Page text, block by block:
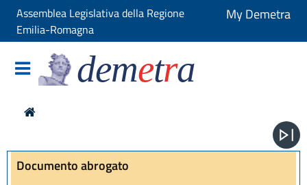
Assemblea Legislativa della Regione
Emilia-Romagna
My Demetra
demetra
Documento abrogato